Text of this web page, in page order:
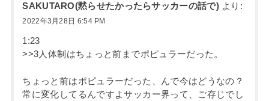
SAKUTARO(黙らせたかったらサッカーの話で) より:
2022年3月28日 6:54 PM
1:23
>>3人体制はちょっと前までポピュラーだった。
ちょっと前はポピュラーだった、んで今はどうなの？
常に変化してるんですよサッカー界って、ご存じでし